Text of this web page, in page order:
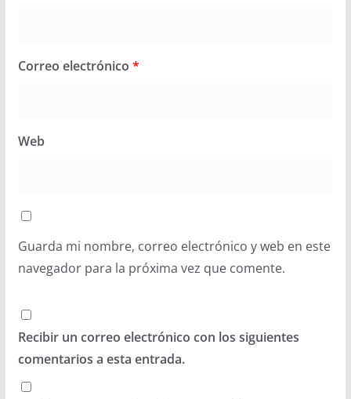
Correo electrónico *
Web
Guarda mi nombre, correo electrónico y web en este
navegador para la próxima vez que comente.
Recibir un correo electrónico con los siguientes
comentarios a esta entrada.